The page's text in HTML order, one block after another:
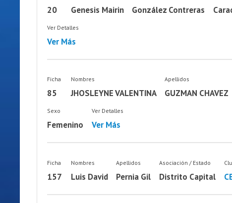
20 Genesis Mairin González Contreras
Ver Detalles
Ver Más
Ficha
85
Nombres
JHOSLEYNE VALENTINA
Apellidos
GUZMAN CHAVEZ
Sexo
Femenino
Ver Detalles
Ver Más
Ficha
157
Nombres
Luis David
Apellidos
Pernia Gil
Asociación / Estado
Distrito Capital